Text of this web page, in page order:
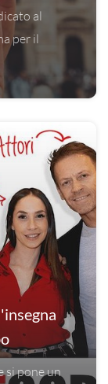
al
per il
si pone un